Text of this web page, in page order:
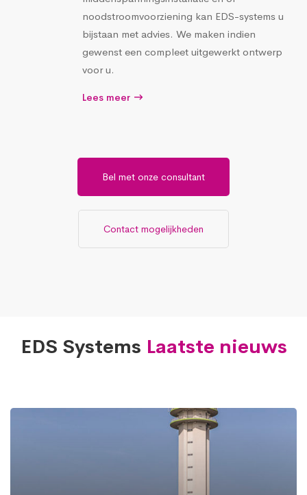
noodstroomvoorziening kan EDS-systems u
bijstaan met advies. We maken indien
gewenst een compleet uitgewerkt ontwerp
voor u.
Lees meer
Bel met onze consultant
Contact mogelijkheden
EDS Systems Laatste nieuws